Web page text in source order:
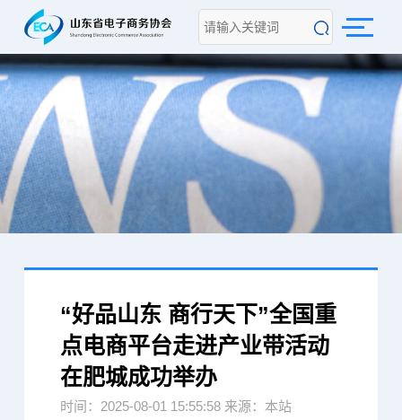
“好品山东 商行天下”全国重
点电商平台走进产业带活动
在肥城成功举办
时间：2025-08-01 15:55:58 来源：本站